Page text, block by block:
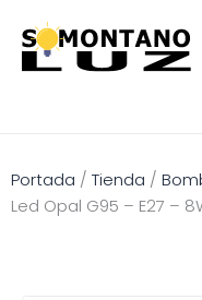
contenido
Portada / Tienda /
Led Opal G95 – E27 –